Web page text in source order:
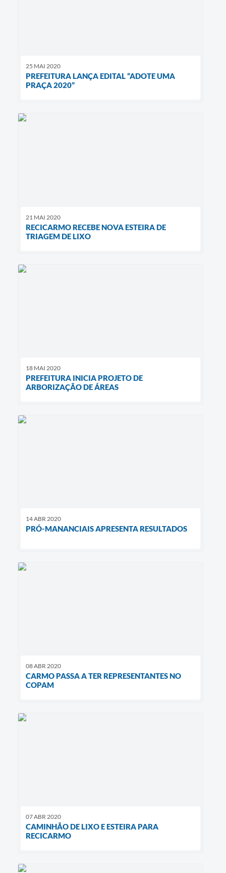
25 MAI 2020
PREFEITURA LANÇA EDITAL “ADOTE UMA
PRAÇA 2020”
21 MAI 2020
RECICARMO RECEBE NOVA ESTEIRA DE
TRIAGEM DE LIXO
18 MAI 2020
PREFEITURA INICIA PROJETO DE
ARBORIZAÇÃO DE ÁREAS
14 ABR 2020
PRÓ-MANANCIAIS APRESENTA RESULTADOS
08 ABR 2020
CARMO PASSA A TER REPRESENTANTES NO
COPAM
07 ABR 2020
CAMINHÃO DE LIXO E ESTEIRA PARA
RECICARMO